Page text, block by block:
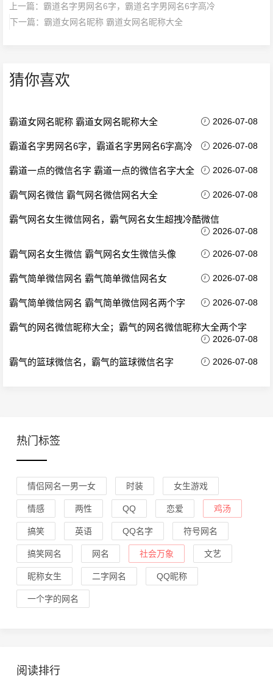
上一篇： 霸道名字男网名6字，霸道名字男网名6字高冷
下一篇： 霸道女网名昵称 霸道女网名昵称大全
猜你喜欢
霸道女网名昵称 霸道女网名昵称大全 2026-07-08
霸道名字男网名6字，霸道名字男网名6字高冷 2026-07-08
霸道一点的微信名字 霸道一点的微信名字大全 2026-07-08
霸气网名微信 霸气网名微信网名大全 2026-07-08
霸气网名女生微信网名，霸气网名女生超拽冷酷微信
2026-07-08
霸气网名女生微信 霸气网名女生微信头像 2026-07-08
霸气简单微信网名 霸气简单微信网名女 2026-07-08
霸气简单微信网名 霸气简单微信网名两个字 2026-07-08
霸气的网名微信昵称大全；霸气的网名微信昵称大全两个字
2026-07-08
霸气的篮球微信名，霸气的篮球微信名字 2026-07-08
热门标签
情侣网名一男一女 时装 女生游戏
情感 两性 QQ 恋爱 鸡汤
搞笑 英语 QQ名字 符号网名
搞笑网名 网名 社会万象 文艺
昵称女生 二字网名 QQ昵称
一个字的网名
阅读排行